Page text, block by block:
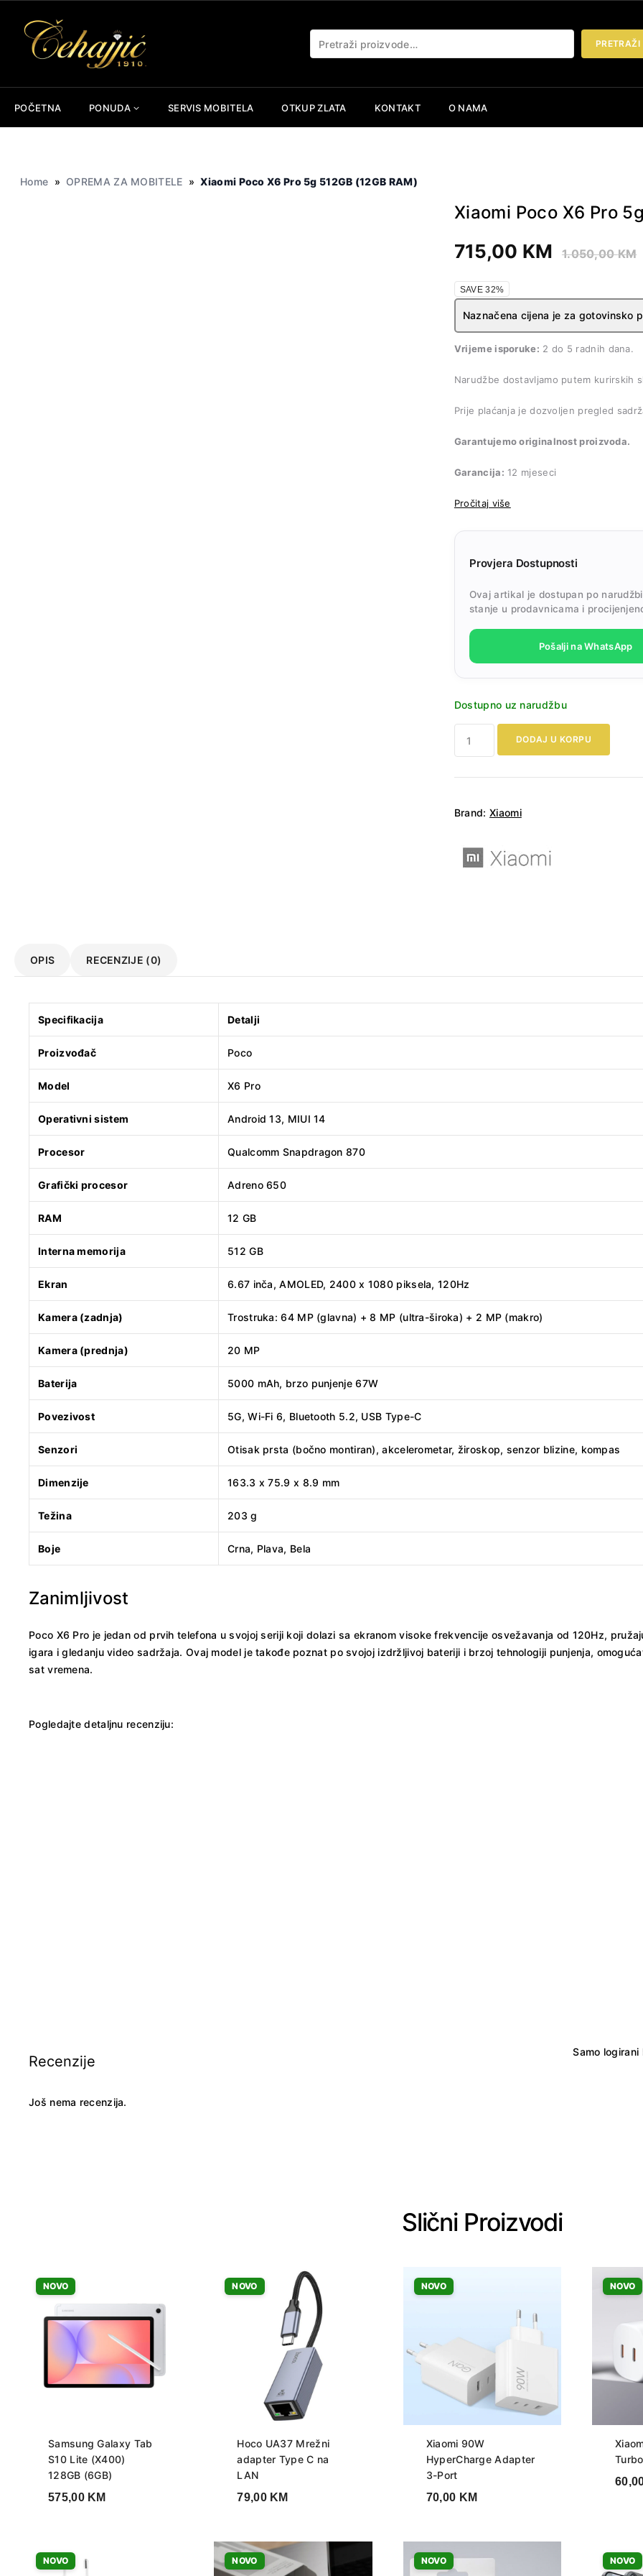
content
PRETRAŽI
POČETNA PONUDA SERVIS MOBITELA OTKUP ZLATA KONTAKT O NAMA
Home » OPREMA ZA MOBITELE » Xiaomi Poco X6 Pro 5g 512GB (12GB RAM)
Xiaomi Poco X6 Pro
715,00 KM 1.050,00KM
SAVE 32%
Naznačena cijena je za gotovinsko
Vrijeme isporuke: 2 do 5 radnih dana.
Narudžbe dostavljamo putem kurirskih
Prije plaćanja je dozvoljen pregled
Garantujemo originalnost proizvoda.
Garancija: 12 mjeseci
Pročitaj više
Provjera Dostupnosti
Ovaj artikal je dostupan po
stanje u prodavnicama i
Pošalji na WhatsApp
Dostupno uz narudžbu
Poco
512GB
RAM)
količina
DODAJ U KORPU
Brand: Xiaomi
OPIS RECENZIJE (0)
Specifikacija Detalji
Proizvođač Poco
Model X6 Pro
Operativni sistem Android 13, MIUI 14
Procesor Qualcomm Snapdragon 870
Grafički procesor Adreno 650
RAM 12 GB
Interna memorija 512 GB
Ekran 6.67 inča, AMOLED, 2400 x 1080 piksela, 120Hz
Kamera (zadnja) Trostruka: 64 MP (glavna) + 8 MP (ultra-široka) + 2 MP (makro)
Kamera (prednja) 20 MP
Baterija 5000 mAh, brzo punjenje 67W
Povezivost 5G, Wi-Fi 6, Bluetooth 5.2, USB Type-C
Senzori Otisak prsta (bočno montiran), akcelerometar, žiroskop, senzor blizine, kompas
Dimenzije 163.3 x 75.9 x 8.9 mm
Težina 203 g
Boje Crna, Plava, Bela
Zanimljivost
Poco X6 Pro je jedan od prvih telefona u svojoj seriji koji dolazi sa ekranom visoke frekvencije osvežavanja od 120Hz,
igara i gledanju video sadržaja. Ovaj model je takođe poznat po svojoj izdržljivoj bateriji i brzoj tehnologiji punjenja,
sat vremena.
Pogledajte detaljnu recenziju:
Recenzije
Još nema recenzija.
Samo
Slični Proizvodi
NOVO
Samsung Galaxy Tab
S10 Lite (X400)
128GB (6GB)
575,00 KM
NOVO
Hoco UA37 Mrežni
adapter Type C na
LAN
79,00 KM
NOVO
Xiaomi 90W
HyperCharge Adapter
3-Port
70,00 KM
NOVO
NOVO NOVO NOVO NOVO